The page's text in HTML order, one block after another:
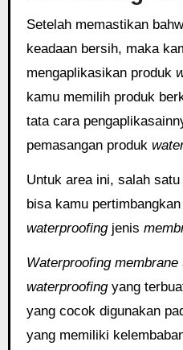
Setelah memastikan
keadaan bersih, maka
mengaplikasikan produk
kamu memilih produk
tata cara
pemasangan produk
Untuk area ini, salah satu
bisa kamu
waterproofing jenis
Waterproofing membrane
waterproofingyang
yang cocok digunakan
yang memiliki